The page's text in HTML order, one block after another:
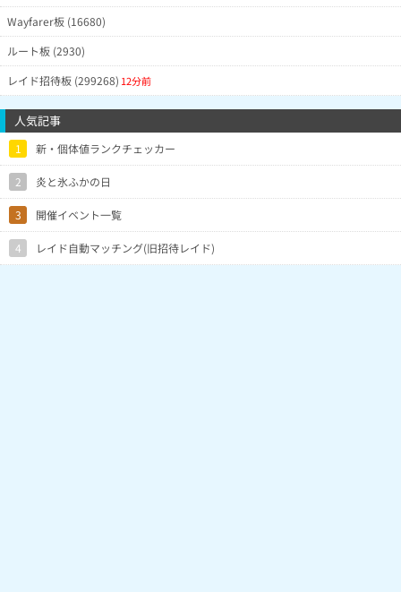
Wayfarer板 (16680)
ルート板 (2930)
レイド招待板 (299268) 12分前
人気記事
1 新・個体値ランクチェッカー
2 炎と氷ふかの日
3 開催イベント一覧
4 レイド自動マッチング(旧招待レイド)